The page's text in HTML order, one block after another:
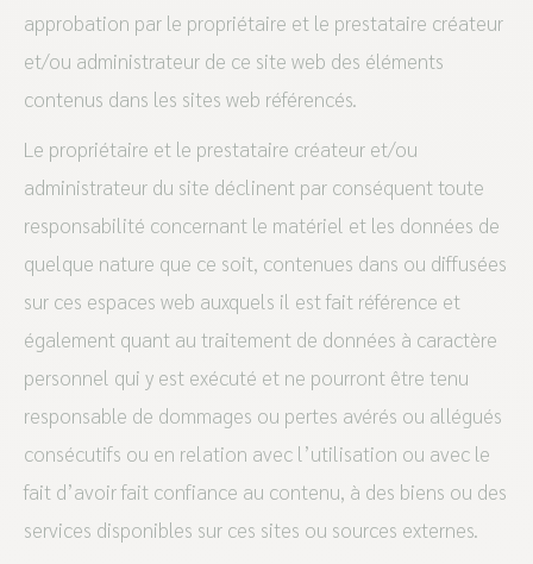
approbation par le propriétaire et le prestataire créateur
et/ou administrateur de ce site web des éléments
contenus dans les sites web référencés.
Le propriétaire et le prestataire créateur et/ou
administrateur du site déclinent par conséquent toute
responsabilité concernant le matériel et les données de
quelque nature que ce soit, contenues dans ou diffusées
sur ces espaces web auxquels il est fait référence et
également quant au traitement de données à caractère
personnel qui y est exécuté et ne pourront être tenu
responsable de dommages ou pertes avérés ou allégués
consécutifs ou en relation avec l’utilisation ou avec le
fait d’avoir fait confiance au contenu, à des biens ou des
services disponibles sur ces sites ou sources externes.